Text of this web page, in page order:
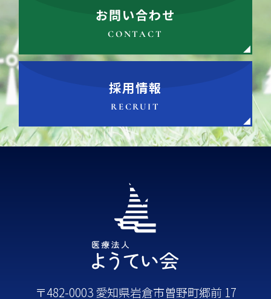
お問い合わせ
CONTACT
採用情報
RECRUIT
〒482-0003 愛知県岩倉市曽野町郷前 17